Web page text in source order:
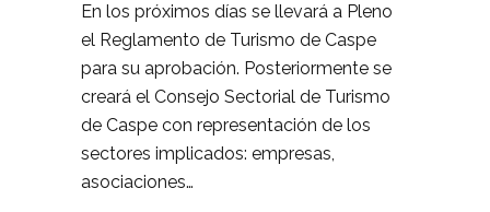
En los próximos días se llevará a Pleno
el Reglamento de Turismo de Caspe
para su aprobación. Posteriormente se
creará el Consejo Sectorial de Turismo
de Caspe con representación de los
sectores implicados: empresas,
asociaciones…